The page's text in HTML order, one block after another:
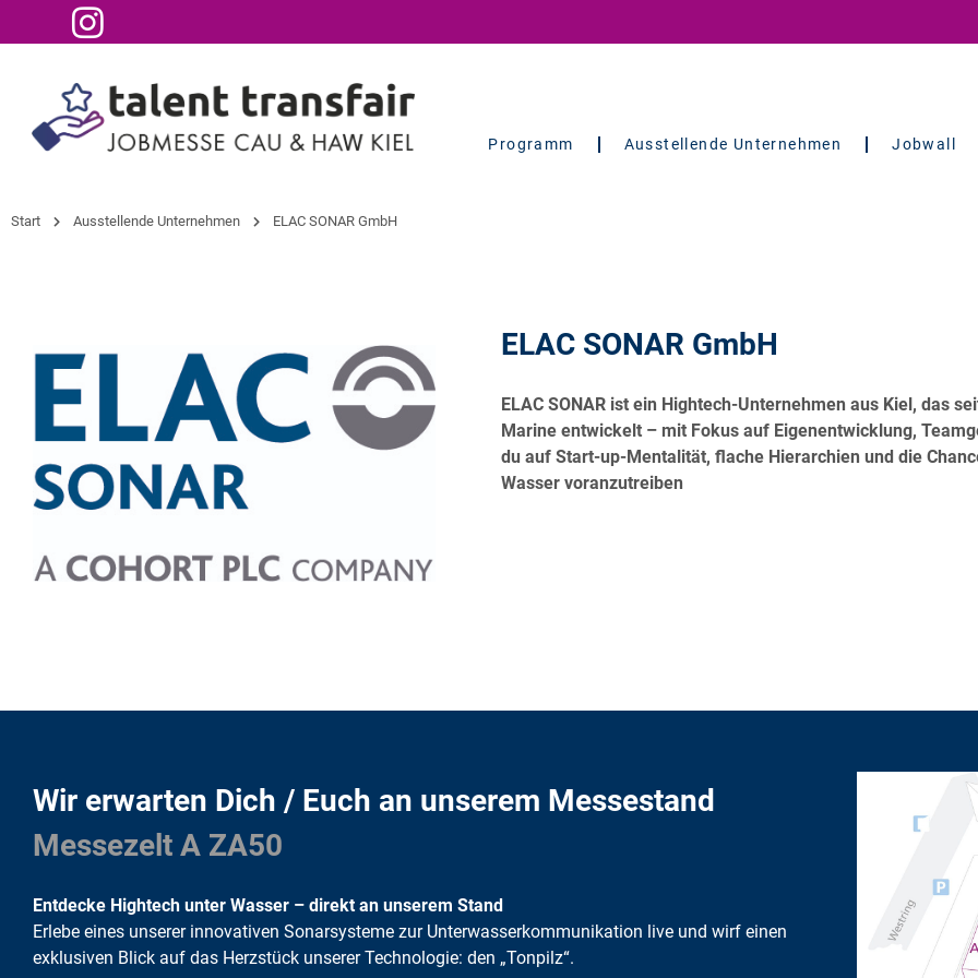
Programm Ausstellende Unternehmen Jobwall
Start Ausstellende Unternehmen ELAC SONAR GmbH
ELAC SONAR GmbH
ELAC SONAR ist ein Hightech-Unternehmen aus Kiel, das
Marine entwickelt – mit Fokus auf Eigenentwicklung,
du auf Start-up-Mentalität, flache Hierarchien und die
Wasser voranzutreiben
Wir erwarten Dich / Euch an unserem Messestand
Messezelt A ZA50
Entdecke Hightech unter Wasser – direkt an unserem Stand
Erlebe eines unserer innovativen Sonarsysteme zur Unterwasserkommunikation live und wirf einen
exklusiven Blick auf das Herzstück unserer Technologie: den „Tonpilz“.